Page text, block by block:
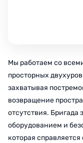
Мы работаем со
просторных
захватывая
возвращение
отсутствия.
оборудованием и
которая